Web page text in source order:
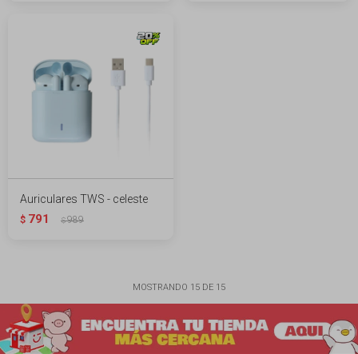
Auriculares TWS - celeste
$ 791 $989
MOSTRANDO 15 DE 15